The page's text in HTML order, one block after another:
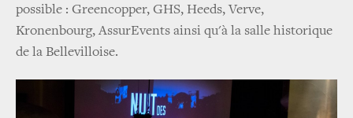
possible : Greencopper, GHS, Heeds, Verve,
Kronenbourg, AssurEvents ainsi qu'à la salle historique
de la Bellevilloise.